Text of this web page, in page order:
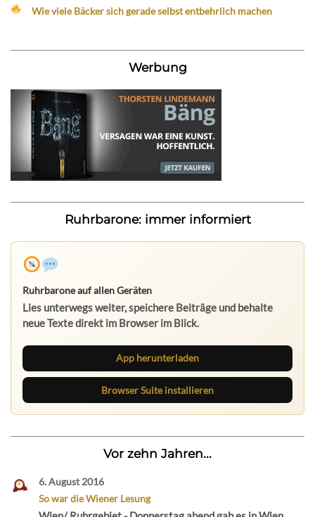
Wie viele Bäcker sich gerade selbst entbehrlich machen
Werbung
Ruhrbarone: immer informiert
Ruhrbarone auf allen Geräten
Lies unterwegs weiter, speichere Beiträge und behalte
neue Texte direkt im Browser im Blick.
App herunterladen
Browser Suite installieren
Vor zehn Jahren...
6. August 2016
So war die Wiener Lesung